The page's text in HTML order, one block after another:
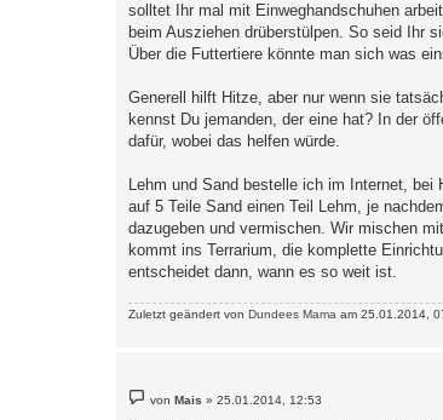
solltet Ihr mal mit Einweghandschuhen
beim Ausziehen drüberstülpen. So seid Ihr
Über die Futtertiere könnte man sich was
Generell hilft Hitze, aber nur wenn sie
kennst Du jemanden, der eine hat? In der
dafür, wobei das helfen würde.
Lehm und Sand bestelle ich im Internet,
auf 5 Teile Sand einen Teil Lehm, je
dazugeben und vermischen. Wir mischen
kommt ins Terrarium, die komplette
entscheidet dann, wann es so weit ist.
Zuletzt geändert von Dundees Mama am 25.01.2014,
e
vonMais »25.01.2014, 12:53